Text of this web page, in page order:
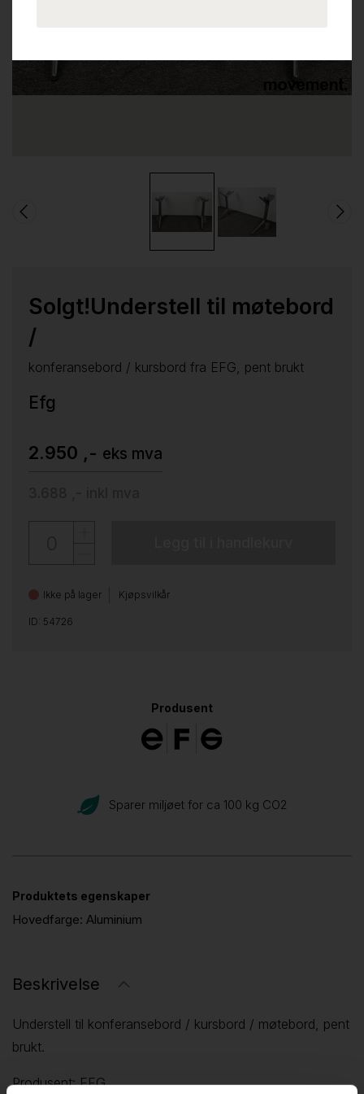
Solgt!Understell til møtebord
/
konferansebord / kursbord fra EFG, pent brukt
Efg
2.950 ,- eks mva
Ikke på lager Kjøpsvilkår
ID: 54726
Produsent
Sparer miljøet for ca 100 kg CO2
Produktets egenskaper
Hovedfarge: Aluminium
Beskrivelse
Understell til konferansebord / kursbord / møtebord, pent
brukt.
Produsent: EFG